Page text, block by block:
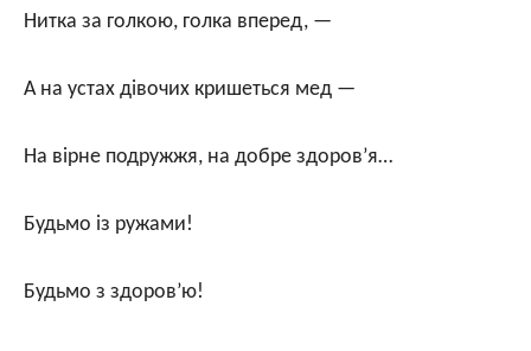
Нитка за голкою, голка вперед, —
А на устах дівочих кришеться мед —
На вірне подружжя, на добре здоров’я…
Будьмо із ружами!
Будьмо з здоров’ю!